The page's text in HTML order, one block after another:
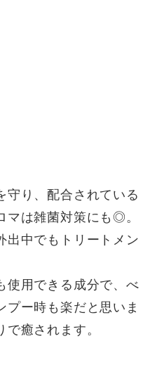
守り、配合されている
マは雑菌対策にも◎。
出中でもトリートメン
使用できる成分で、べ
プー時も楽だと思いま
癒されます。